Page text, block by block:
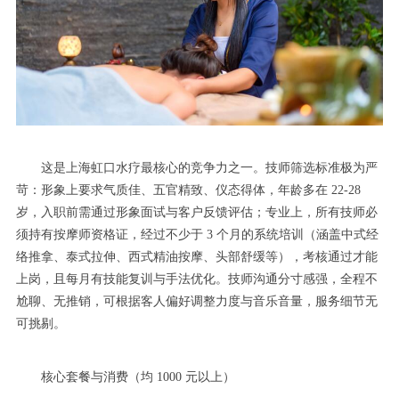
这是上海虹口水疗最核心的竞争力之一。技师筛选标准极为严
苛：形象上要求气质佳、五官精致、仪态得体，年龄多在 22-28
岁，入职前需通过形象面试与客户反馈评估；专业上，所有技师必
须持有按摩师资格证，经过不少于 3 个月的系统培训（涵盖中式经
络推拿、泰式拉伸、西式精油按摩、头部舒缓等），考核通过才能
上岗，且每月有技能复训与手法优化。技师沟通分寸感强，全程不
尬聊、无推销，可根据客人偏好调整力度与音乐音量，服务细节无
可挑剔。
核心套餐与消费（均 1000 元以上）